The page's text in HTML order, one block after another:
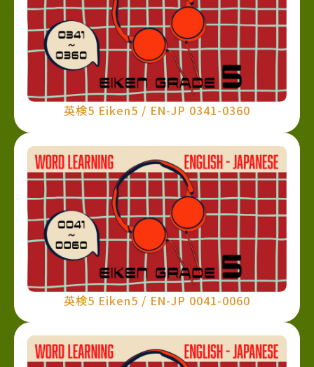
英検5 Eiken5 / EN-JP 0341-0360
英検5 Eiken5 / EN-JP 0041-0060